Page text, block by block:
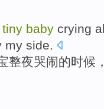
tiny baby crying
my side.
整夜哭闹的时候